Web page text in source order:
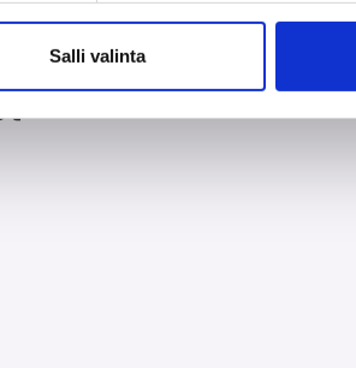
Salli valinta
aukioloaikojen mukaan